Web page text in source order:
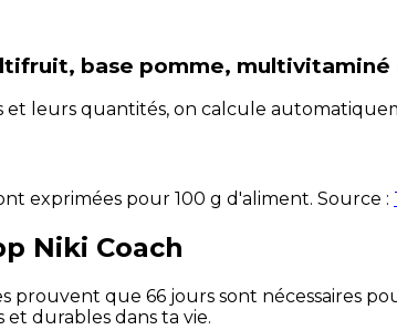
base pomme, multivitaminé
et leurs quantités, on calcule
exprimées pour 100 g d'aliment. Source :
Niki Coach
prouvent que 66 jours sont nécessaires
durables dans ta vie.